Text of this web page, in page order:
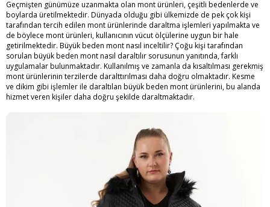
Geçmişten günümüze uzanmakta olan mont ürünleri, çeşitli bedenlerde ve
boylarda üretilmektedir. Dünyada olduğu gibi ülkemizde de pek çok kişi
tarafından tercih edilen mont ürünlerinde daraltma işlemleri yapılmakta ve
de böylece mont ürünleri, kullanıcının vücut ölçülerine uygun bir hale
getirilmektedir. Büyük beden mont nasıl inceltilir? Çoğu kişi tarafından
sorulan büyük beden mont nasıl daraltılır sorusunun yanıtında, farklı
uygulamalar bulunmaktadır. Kullanılmış ve zamanla da kısaltılması gerekmiş
mont ürünlerinin terzilerde daralttırılması daha doğru olmaktadır. Kesme
ve dikim gibi işlemler ile daraltılan büyük beden mont ürünlerini, bu alanda
hizmet veren kişiler daha doğru şekilde daraltmaktadır.